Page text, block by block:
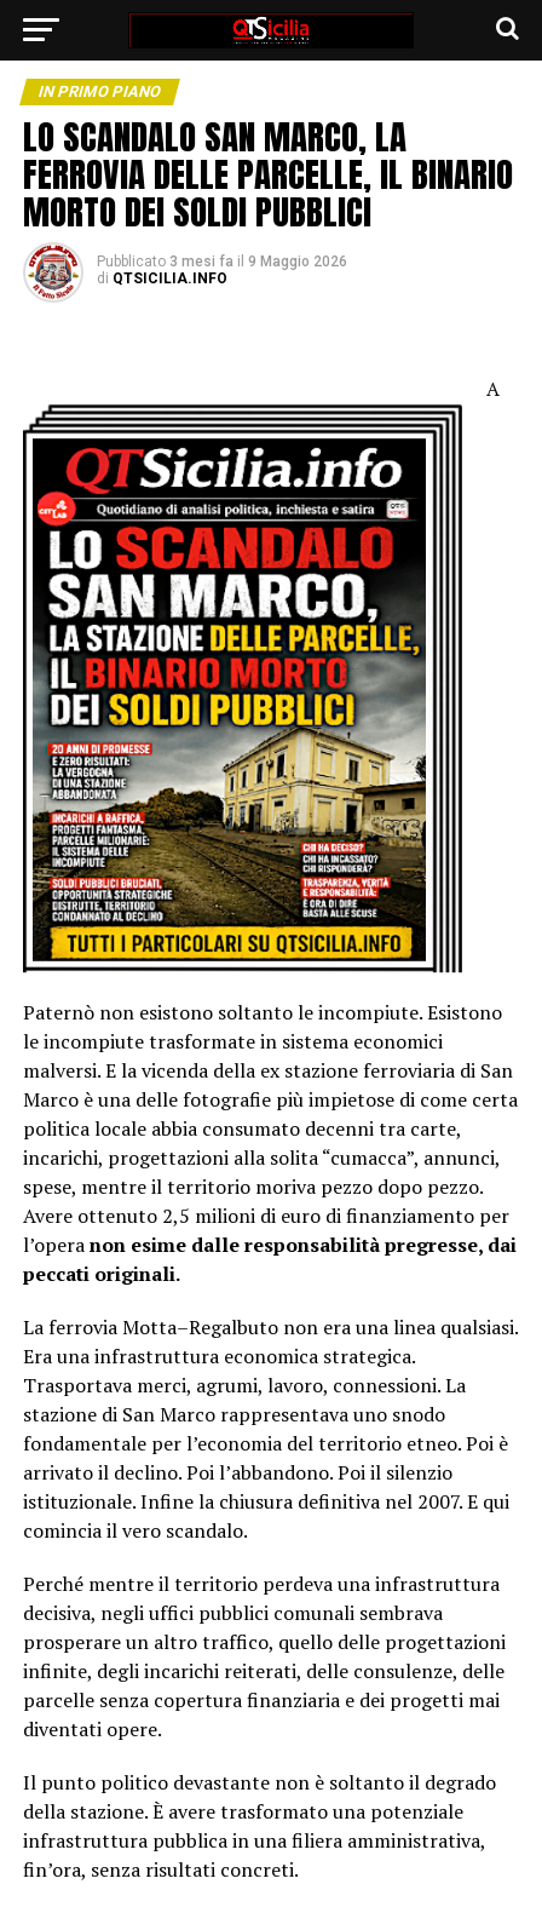
IN PRIMO PIANO
LO SCANDALO SAN MARCO, LA
FERROVIA DELLE PARCELLE, IL BINARIO
MORTO DEI SOLDI PUBBLICI
Pubblicato 3 mesi fa il 9 Maggio 2026
di QTSICILIA.INFO
A
Paternò non esistono soltanto le incompiute. Esistono
le incompiute trasformate in sistema economici
malversi. E la vicenda della ex stazione ferroviaria di San
Marco è una delle fotografie più impietose di come certa
politica locale abbia consumato decenni tra carte,
incarichi, progettazioni alla solita “cumacca”, annunci,
spese, mentre il territorio moriva pezzo dopo pezzo.
Avere ottenuto 2,5 milioni di euro di finanziamento per
l’operanon esime dalle responsabilità pregresse, dai
peccati originali.
La ferrovia Motta–Regalbuto non era una linea qualsiasi.
Era una infrastruttura economica strategica.
Trasportava merci, agrumi, lavoro, connessioni. La
stazione di San Marco rappresentava uno snodo
fondamentale per l’economia del territorio etneo. Poi è
arrivato il declino. Poi l’abbandono. Poi il silenzio
istituzionale. Infine la chiusura definitiva nel 2007. E qui
comincia il vero scandalo.
Perché mentre il territorio perdeva una infrastruttura
decisiva, negli uffici pubblici comunali sembrava
prosperare un altro traffico, quello delle progettazioni
infinite, degli incarichi reiterati, delle consulenze, delle
parcelle senza copertura finanziaria e dei progetti mai
diventati opere.
Il punto politico devastante non è soltanto il degrado
della stazione. È avere trasformato una potenziale
infrastruttura pubblica in una filiera amministrativa,
fin’ora, senza risultati concreti.